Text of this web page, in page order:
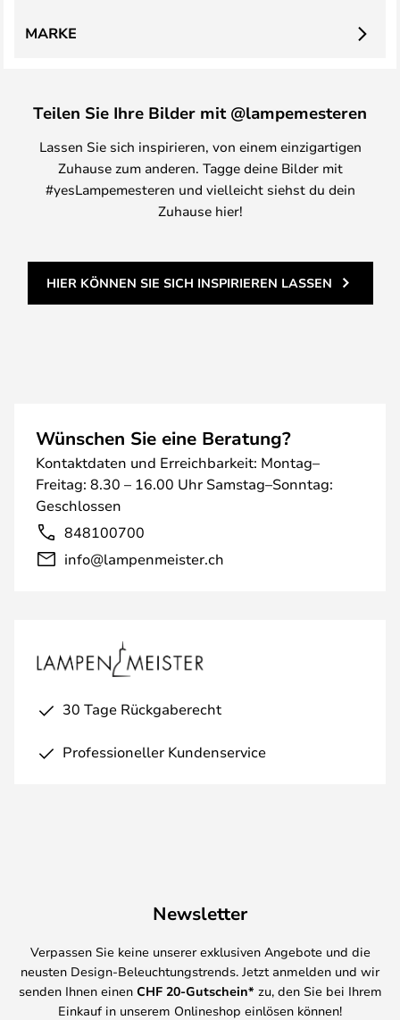
MARKE
Teilen Sie Ihre Bilder mit @lampemesteren
Lassen Sie sich inspirieren, von einem einzigartigen
Zuhause zum anderen. Tagge deine Bilder mit
#yesLampemesteren und vielleicht siehst du dein
Zuhause hier!
HIER KÖNNEN SIE SICH INSPIRIEREN LASSEN
Wünschen Sie eine Beratung?
Kontaktdaten und Erreichbarkeit: Montag–
Freitag: 8.30 – 16.00 Uhr Samstag–Sonntag:
Geschlossen
848100700
info@lampenmeister.ch
30 Tage Rückgaberecht
Professioneller Kundenservice
Newsletter
Verpassen Sie keine unserer exklusiven Angebote und die
neusten Design-Beleuchtungstrends. Jetzt anmelden und wir
senden Ihnen einen CHF 20-Gutschein* zu, den Sie bei Ihrem
Einkauf in unserem Onlineshop einlösen können!